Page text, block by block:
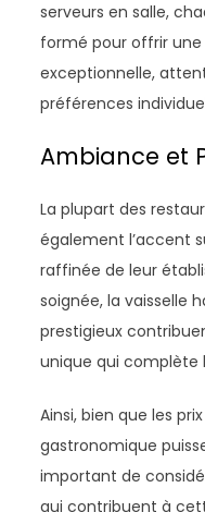
serveurs en salle,
formé pour offrir
exceptionnelle,
préférences
Ambiance et
La plupart des
également l’accent
raffinée de leur
soignée, la vaisselle
prestigieux
unique qui complète
Ainsi, bien que les
gastronomique
important de
qui contribuent à